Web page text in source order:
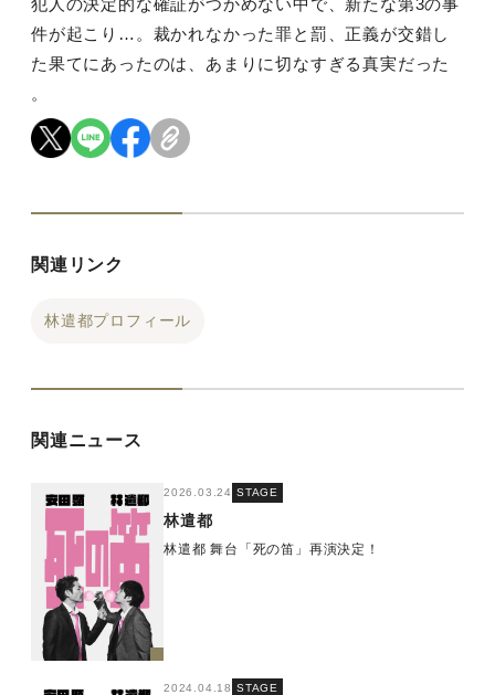
犯人の決定的な確証がつかめない中で、新たな第3の事
件が起こり…。裁かれなかった罪と罰、正義が交錯し
た果てにあったのは、あまりに切なすぎる真実だった
。
関連リンク
林遣都プロフィール
関連ニュース
2026.03.24 STAGE
林遣都
林遣都 舞台「死の笛」再演決定！
2024.04.18 STAGE